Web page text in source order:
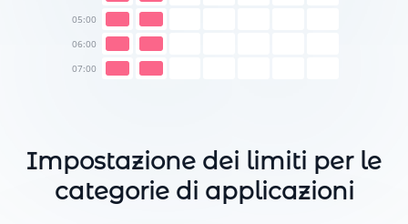
05:00
06:00
07:00
Impostazione dei limiti per le
categorie di applicazioni